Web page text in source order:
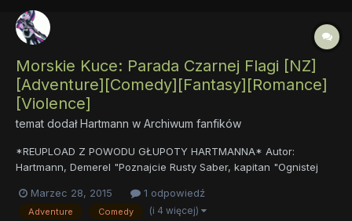
Morskie Kuce: Parada Czarnej Flagi [NZ]
[Adventure][Comedy][Fantasy][Romance]
[Violence]
temat dodałHartmann w Archiwum fanfików
*REUPLOAD Z POWODU GŁUPOTY HARTMANNA* Autor:
Hartmann, Demerel "Poznajcie Rusty Saber, kapitan "Ognistej
wszystko się kiedyś kończy. Wszystko zmienia się, gdy zostaje
wraz z pirackimi towarzyszami zaproszona na ucztę
Marzec 28, 2015 1 odpowiedź
Adventure Comedy (i 4 więcej)